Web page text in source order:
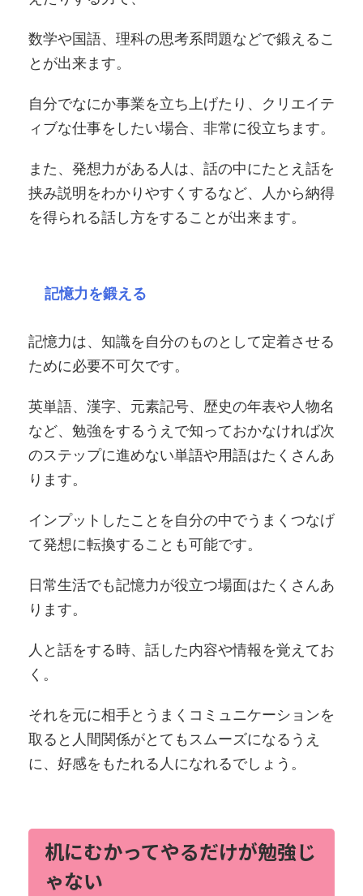
数学や国語、理科の思考系問題などで鍛えるこ
とが出来ます。
自分でなにか事業を立ち上げたり、クリエイテ
ィブな仕事をしたい場合、非常に役立ちます。
また、発想力がある人は、話の中にたとえ話を
挟み説明をわかりやすくするなど、人から納得
を得られる話し方をすることが出来ます。
記憶力を鍛える
記憶力は、知識を自分のものとして定着させる
ために必要不可欠です。
英単語、漢字、元素記号、歴史の年表や人物名
など、勉強をするうえで知っておかなければ次
のステップに進めない単語や用語はたくさんあ
ります。
インプットしたことを自分の中でうまくつなげ
て発想に転換することも可能です。
日常生活でも記憶力が役立つ場面はたくさんあ
ります。
人と話をする時、話した内容や情報を覚えてお
く。
それを元に相手とうまくコミュニケーションを
取ると人間関係がとてもスムーズになるうえ
に、好感をもたれる人になれるでしょう。
机にむかってやるだけが勉強じ
ゃない